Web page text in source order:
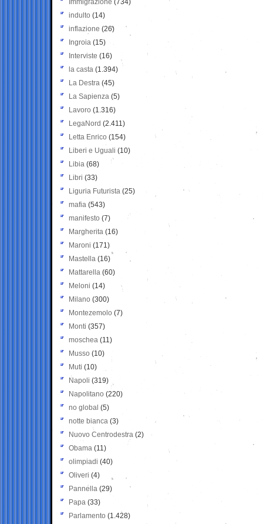
Immigrazione (734)
indulto (14)
inflazione (26)
Ingroia (15)
Interviste (16)
la casta (1.394)
La Destra (45)
La Sapienza (5)
Lavoro (1.316)
LegaNord (2.411)
Letta Enrico (154)
Liberi e Uguali (10)
Libia (68)
Libri (33)
Liguria Futurista (25)
mafia (543)
manifesto (7)
Margherita (16)
Maroni (171)
Mastella (16)
Mattarella (60)
Meloni (14)
Milano (300)
Montezemolo (7)
Monti (357)
moschea (11)
Musso (10)
Muti (10)
Napoli (319)
Napolitano (220)
no global (5)
notte bianca (3)
Nuovo Centrodestra (2)
Obama (11)
olimpiadi (40)
Oliveri (4)
Pannella (29)
Papa (33)
Parlamento (1.428)